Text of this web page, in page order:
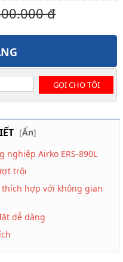
đ
GỌI CHO TÔI
[Ẩn]
nghiệp Airko ERS-890L
trội
hợp với không gian
dễ dàng